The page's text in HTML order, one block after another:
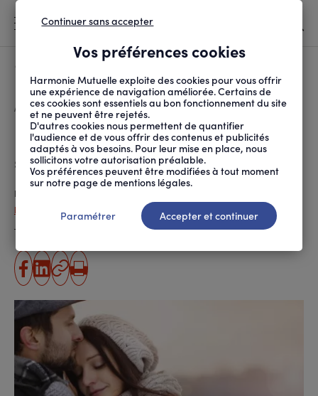
D'ARIANE
ACCUEIL SANTÉ ET SOINS MALADIES ET TRAITEMENTS FERTILITÉ : À QUEL M...
Fertilité : à quel moment
s’inquiéter ?
Publié le
Pauline Hervé
Temps de lecture estimé 5 minute(s)
partager
sur
facebook
partager
sur
linkedin
Copier
l'URL
Imprimer
Vos préférences cookies
Harmonie Mutuelle exploite des cookies pour vous offrir
une expérience de navigation améliorée. Certains de
ces cookies sont essentiels au bon fonctionnement du site
et ne peuvent être rejetés.
D'autres cookies nous permettent de quantifier
l'audience et de vous offrir des contenus et publicités
adaptés à vos besoins. Pour leur mise en place, nous
sollicitons votre autorisation préalable.
Vos préférences peuvent être modifiées à tout moment
sur notre page de mentions légales.
Continuer sans accepter
Paramétrer Accepter et continuer